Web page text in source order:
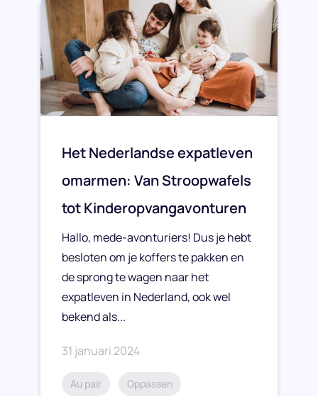
Het Nederlandse expatleven
omarmen: Van Stroopwafels
tot Kinderopvangavonturen
Hallo, mede-avonturiers! Dus je hebt
besloten om je koffers te pakken en
de sprong te wagen naar het
expatleven in Nederland, ook wel
bekend als...
31 januari 2024
Au pair Oppassen